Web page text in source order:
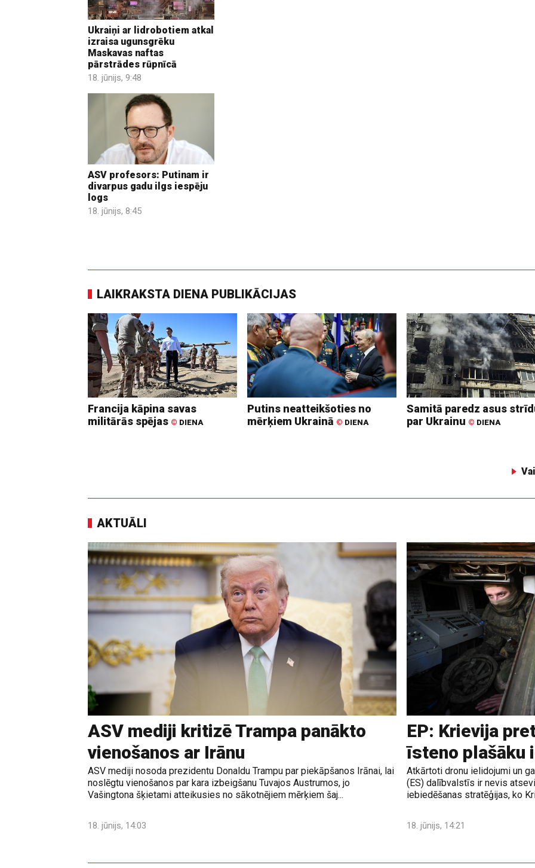
Ukraiņi ar lidrobotiem atkal
izraisa ugunsgrēku
Maskavas naftas
pārstrādes rūpnīcā
18. jūnijs, 9:48
ASV profesors: Putinam ir
divarpus gadu ilgs iespēju
logs
18. jūnijs, 8:45
LAIKRAKSTA DIENA PUBLIKĀCIJAS
Francija kāpina savas
militārās spējas © DIENA
Putins neatteikšoties no
mērķiem Ukrainā © DIENA
Samitā paredz asus
par Ukrainu © DIENA
AKTUĀLI
ASV mediji kritizē Trampa panākto
vienošanos ar Irānu
ASV mediji nosoda prezidentu Donaldu Trampu par piekāpšanos Irānai, lai
noslēgtu vienošanos par kara izbeigšanu Tuvajos Austrumos, jo
Vašingtona šķietami atteikusies no sākotnējiem mērķiem šaj...
18. jūnijs, 14:03
EP: Krievija
īsteno plašāku
Atkārtoti dronu ielidojumi un
(ES) dalībvalstīs ir nevis
iebiedēšanas stratēģijas, ko
18. jūnijs, 14:21